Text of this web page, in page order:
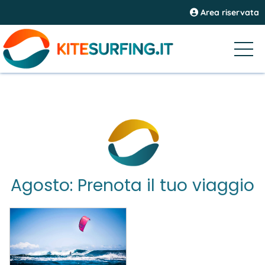
Area riservata
Agosto: Prenota il tuo viaggio